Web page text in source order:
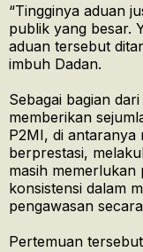
“Tingginya aduan
publik yang besar.
aduan tersebut
imbuh Dadan.
Sebagai bagian
memberikan
P2MI, di antaranya
berprestasi,
masih memerlukan
konsistensi dalam
pengawasan
Pertemuan